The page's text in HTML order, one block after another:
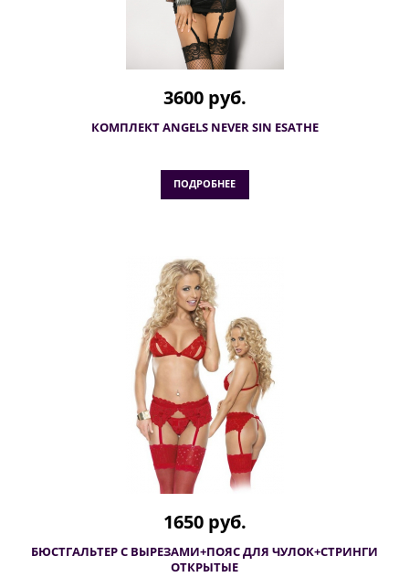
3600 руб.
КОМПЛЕКТ ANGELS NEVER SIN ESATHE
ПОДРОБНЕЕ
1650 руб.
БЮСТГАЛЬТЕР C ВЫРЕЗАМИ+ПОЯС ДЛЯ ЧУЛОК+СТРИНГИ
ОТКРЫТЫЕ